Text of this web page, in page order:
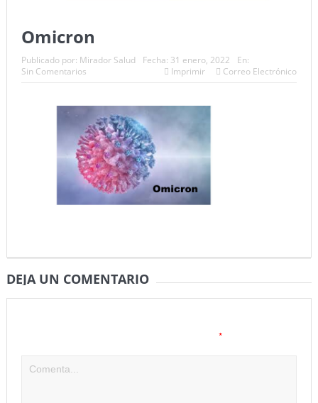
Omicron
Publicado por: Mirador Salud Fecha: 31 enero, 2022
En:
Sin Comentarios
Imprimir Correo Electrónico
DEJA UN COMENTARIO
*